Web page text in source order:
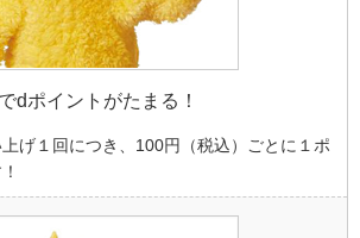
dポイントがたまる！
げ１回につき、100円（税込）ごとに１ポ